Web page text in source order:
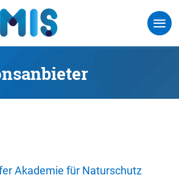
Akademie für Naturschutz